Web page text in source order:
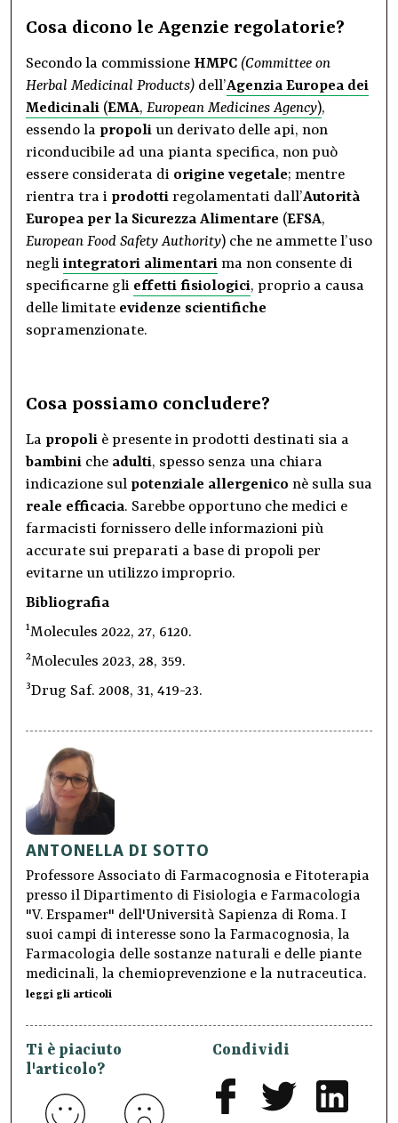
Cosa dicono le Agenzie regolatorie?
Secondo la commissione HMPC (Committee on
Herbal Medicinal Products) dell’Agenzia Europea dei
Medicinali (EMA, European Medicines Agency),
essendo la propoli un derivato delle api, non
riconducibile ad una pianta specifica, non può
essere considerata di origine vegetale; mentre
rientra tra i prodotti regolamentati dall’Autorità
Europea per la Sicurezza Alimentare (EFSA,
European Food Safety Authority) che ne ammette l’uso
negli integratori alimentari ma non consente di
specificarne gli effetti fisiologici, proprio a causa
delle limitate evidenze scientifiche
sopramenzionate.
Cosa possiamo concludere?
La propoli è presente in prodotti destinati sia a
bambini che adulti, spesso senza una chiara
indicazione sul potenziale allergenico nè sulla sua
reale efficacia. Sarebbe opportuno che medici e
farmacisti fornissero delle informazioni più
accurate sui preparati a base di propoli per
evitarne un utilizzo improprio.
Bibliografia
1Molecules 2022, 27, 6120.
2Molecules 2023, 28, 359.
3Drug Saf. 2008, 31, 419-23.
ANTONELLA DI SOTTO
Professore Associato di Farmacognosia e Fitoterapia
presso il Dipartimento di Fisiologia e Farmacologia
"V. Erspamer" dell'Università Sapienza di Roma. I
suoi campi di interesse sono la Farmacognosia, la
Farmacologia delle sostanze naturali e delle piante
medicinali, la chemioprevenzione e la nutraceutica.
leggi gli articoli
Ti è piaciuto
l'articolo?
Condividi